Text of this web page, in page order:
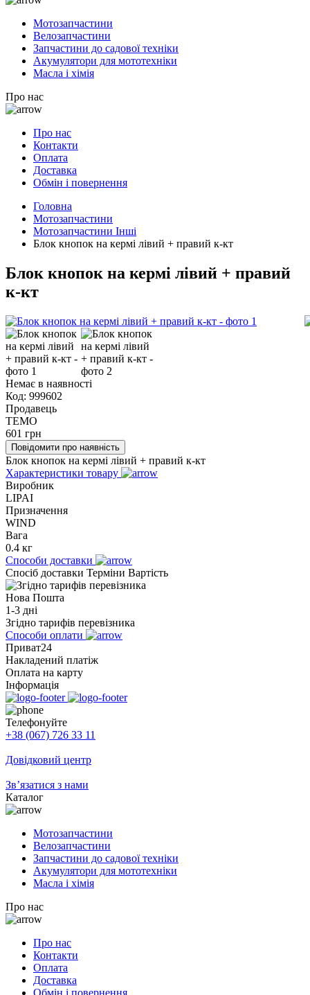
Мотозапчастини
Велозапчастини
Запчастини до садової техніки
Акумулятори для мототехніки
Масла і хімія
Про нас
Про нас
Контакти
Оплата
Доставка
Обмін і повернення
Головна
Мотозапчастини
Мотозапчастини Інші
Блок кнопок на кермі лівий + правий к-кт
Блок кнопок на кермі лівий + правий
к-кт
Немає в наявності
Код: 999602
Продавець
TEMO
601 грн
Повідомити про наявність
Блок кнопок на кермі лівий + правий к-кт
Характеристики товару
Виробник
LIPAI
Призначення
WIND
Вага
0.4 кг
Способи доставки
Спосіб доставки Терміни Вартість
Нова Пошта
1-3 дні
Згідно тарифів перевізника
Способи оплати
Приват24
Накладений платіж
Оплата на карту
Інформація
Телефонуйте
+38 (067) 726 33 11
Довідковий центр
Зв’язатися з нами
Каталог
Мотозапчастини
Велозапчастини
Запчастини до садової техніки
Акумулятори для мототехніки
Масла і хімія
Про нас
Про нас
Контакти
Оплата
Доставка
Обмін і повернення